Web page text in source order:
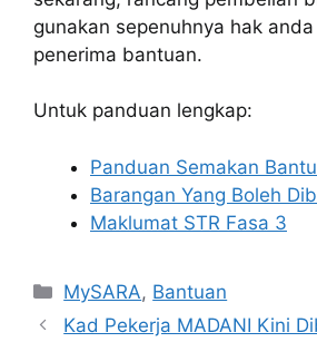
gunakan sepenuhnya hak
penerima bantuan.
Untuk panduan lengkap:
Panduan Semakan
Barangan Yang Boleh
Maklumat STR Fasa 3
Categories
MySARA, Bantuan
Kad Pekerja MADANI Kini